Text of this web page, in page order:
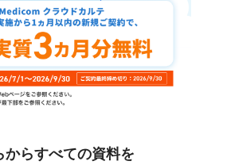
からすべての資料を